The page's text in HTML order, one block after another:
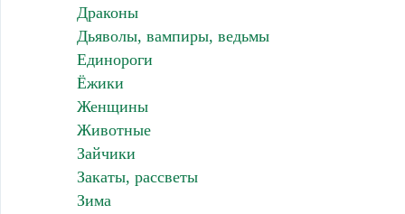
Драконы
Дьяволы, вампиры, ведьмы
Единороги
Ёжики
Женщины
Животные
Зайчики
Закаты, рассветы
Зима